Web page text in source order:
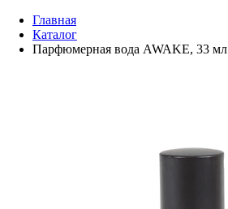
Главная
Каталог
Парфюмерная вода AWAKE, 33 мл